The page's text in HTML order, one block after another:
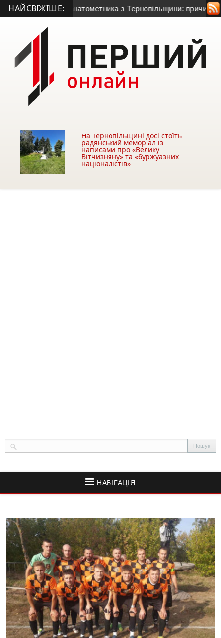
НАЙСВІЖІШЕ:
гранатометника з Тернопільщини: причина смерті –
На Тернопільщині досі стоїть
радянський меморіал із
написами про «Велику
Вітчизняну» та «буржуазних
націоналістів»
НАВІГАЦІЯ